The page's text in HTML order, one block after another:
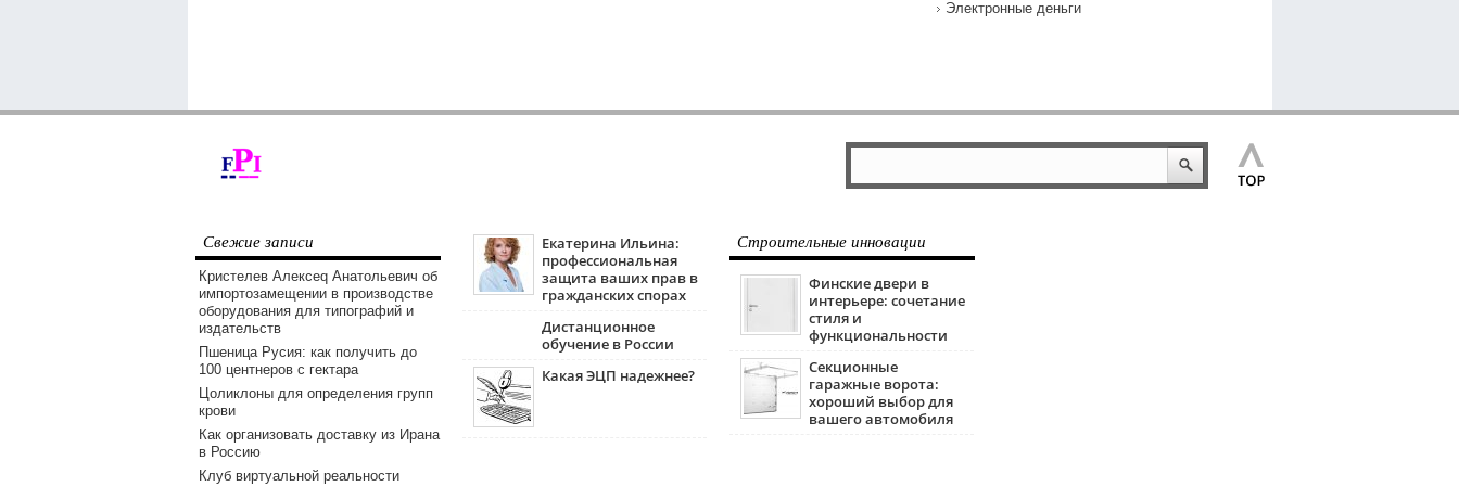
Электронные деньги
Свежие записи
Кристелев Алексеq Анатольевич об
импортозамещении в производстве
оборудования для типографий и
издательств
Пшеница Русия: как получить до
100 центнеров с гектара
Цоликлоны для определения групп
крови
Как организовать доставку из Ирана
в Россию
Клуб виртуальной реальности
Екатерина Ильина:
профессиональная
защита ваших прав в
гражданских спорах
Дистанционное
обучение в России
Какая ЭЦП надежнее?
Строительные инновации
Финские двери в
интерьере: сочетание
стиля и
функциональности
Секционные
гаражные ворота:
хороший выбор для
вашего автомобиля